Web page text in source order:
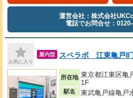
運営会社：株式会社
電話でお問合せ：
お気に入り
屋内型 スペラボ 江東亀戸8
所在地 東京都江東区亀
1F
駅名 東武亀戸線亀戸